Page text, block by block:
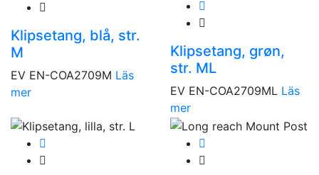
Klipsetang, blå, str.
M
EV EN-COA2709M Läs
mer
Klipsetang, grøn,
str. ML
EV EN-COA2709ML Läs
mer